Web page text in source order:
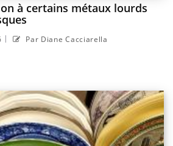
à certains métaux lourds
| Par Diane Cacciarella